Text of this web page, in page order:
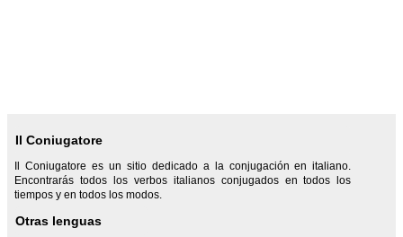
Il Coniugatore
Il Coniugatore es un sitio dedicado a la conjugación en italiano.
Encontrarás todos los verbos italianos conjugados en todos los
tiempos y en todos los modos.
Otras lenguas